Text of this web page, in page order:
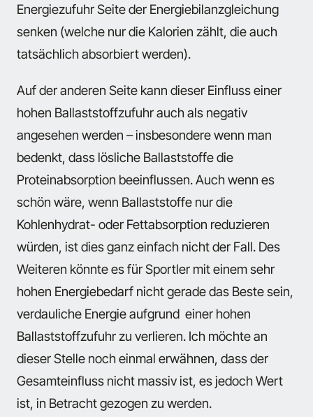
Energiezufuhr Seite der Energiebilanzgleichung
senken (welche nur die Kalorien zählt, die auch
tatsächlich absorbiert werden).
Auf der anderen Seite kann dieser Einfluss einer
hohen Ballaststoffzufuhr auch als negativ
angesehen werden – insbesondere wenn man
bedenkt, dass lösliche Ballaststoffe die
Proteinabsorption beeinflussen. Auch wenn es
schön wäre, wenn Ballaststoffe nur die
Kohlenhydrat- oder Fettabsorption reduzieren
würden, ist dies ganz einfach nicht der Fall. Des
Weiteren könnte es für Sportler mit einem sehr
hohen Energiebedarf nicht gerade das Beste sein,
verdauliche Energie aufgrund einer hohen
Ballaststoffzufuhr zu verlieren. Ich möchte an
dieser Stelle noch einmal erwähnen, dass der
Gesamteinfluss nicht massiv ist, es jedoch Wert
ist, in Betracht gezogen zu werden.